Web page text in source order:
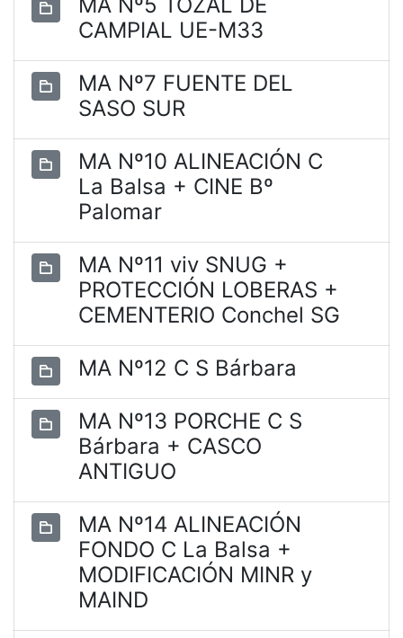
CAMPIAL UE-M33
MA Nº7 FUENTE DEL
SASO SUR
MA Nº10 ALINEACIÓN C
La Balsa + CINE Bº
Palomar
MA Nº11 viv SNUG +
PROTECCIÓN LOBERAS +
CEMENTERIO Conchel SG
MA Nº12 C S Bárbara
MA Nº13 PORCHE C S
Bárbara + CASCO
ANTIGUO
MA Nº14 ALINEACIÓN
FONDO C La Balsa +
MODIFICACIÓN MINR y
MAIND